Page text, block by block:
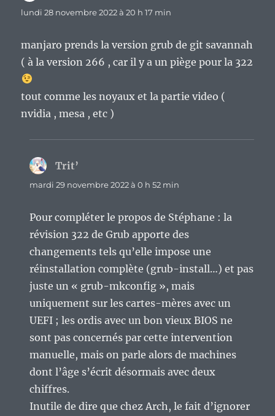
lundi 28 novembre 2022 à 20 h 17 min
manjaro prends la version grub de git savannah
( à la version 266 , car il y a un piège pour la 322
tout comme les noyaux et la partie video (
nvidia , mesa , etc )
Trit’
mardi 29 novembre 2022 à 0 h 52 min
Pour compléter le propos de Stéphane : la
révision 322 de Grub apporte des
changements tels qu’elle impose une
réinstallation complète (grub-install…) et pas
juste un « grub-mkconfig », mais
uniquement sur les cartes-mères avec un
UEFI ; les ordis avec un bon vieux BIOS ne
sont pas concernés par cette intervention
manuelle, mais on parle alors de machines
dont l’âge s’écrit désormais avec deux
chiffres.
Inutile de dire que chez Arch, le fait d’ignorer